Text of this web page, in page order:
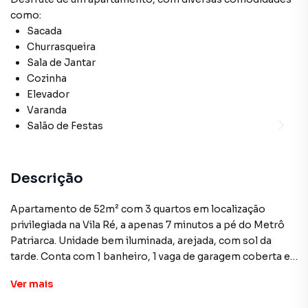
como:
Sacada
Churrasqueira
Sala de Jantar
Cozinha
Elevador
Varanda
Salão de Festas
Descrição
Apartamento de 52m² com 3 quartos em localização
privilegiada na Vila Ré, a apenas 7 minutos a pé do Metrô
Patriarca. Unidade bem iluminada, arejada, com sol da
tarde. Conta com 1 banheiro, 1 vaga de garagem coberta e
individualizados. Itens inclusos: armários na cozinha,
Ver mais